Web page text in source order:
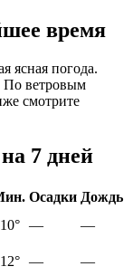
время
ясная погода.
По ветровым
смотрите
7 дней
Осадки Дождь
—
—
—
—